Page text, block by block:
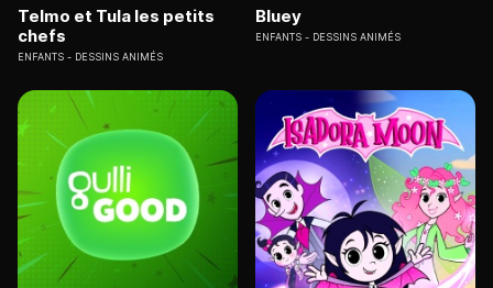
Telmo et Tula les petits
chefs
ENFANTS DESSINS ANIMÉS
Bluey
ENFANTS DESSINS ANIMÉS